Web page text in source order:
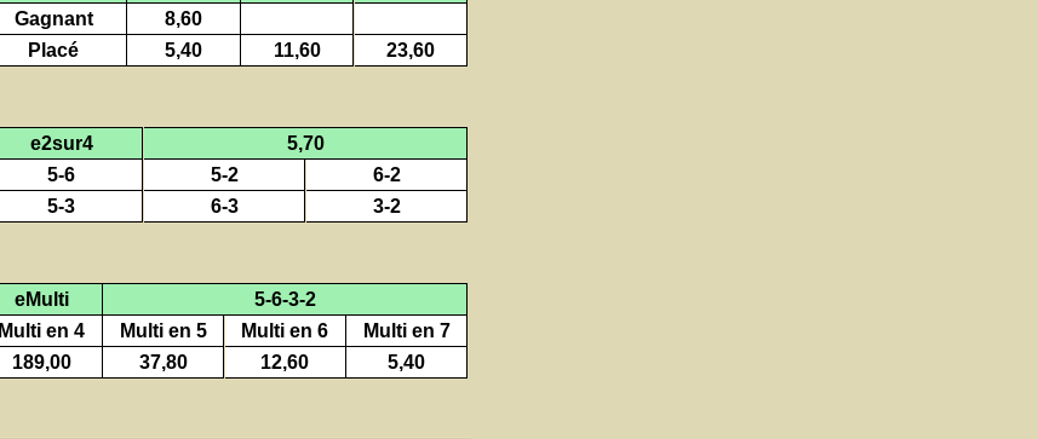
Gagnant
8,60
Placé
5,40 11,60 23,60
e2sur4
5,70
5-6
5-2
6-2
5-3
6-3 3-2
eMulti
5-6-3-2
Multi en 4
Multi en 5 Multi en 6
Multi en 7
189,00
37,80 12,60 5,40